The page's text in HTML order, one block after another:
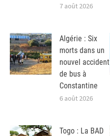
7 août 2026
Algérie : Six
morts dans un
nouvel accident
de bus à
Constantine
6 août 2026
Togo : La BAD